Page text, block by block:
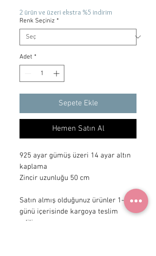
2 ürün ve üzeri ekstra %5 indirim
Renk Seçiniz *
Adet *
Sepete Ekle
Hemen Satın Al
925 ayar gümüş üzeri 14 ayar altın
kaplama
Zincir uzunluğu 50 cm
Satın almış olduğunuz ürünler 1-3 iş
günü içerisinde kargoya teslim
edilir.